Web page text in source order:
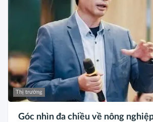
Thị trường
Góc nhìn đa chiều về nông